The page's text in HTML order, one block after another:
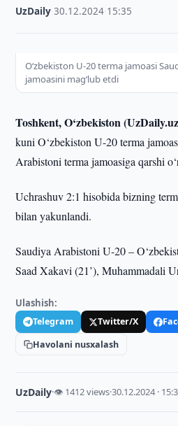
UzDaily ·30.12.2024 15:35
O‘zbekiston U-20 terma jamoasi
jamoasini mag‘lub etdi
Toshkent, O‘zbekiston
kuni O‘zbekiston U-20 terma
Arabistoni terma jamoasiga qarshi
Uchrashuv 2:1 hisobida bizning
bilan yakunlandi.
Saudiya Arabistoni U-20 –
Saad Xakavi (21’), Muhammadali
Ulashish:
Telegram Twitter/X
Havolani nusxalash
UzDaily·👁 1412 views·30.12.2024 ·